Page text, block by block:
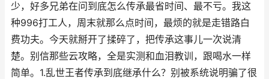
少，好多兄弟在问到底怎么传承最省时间、最不亏。我这
种996打工人，周末就那么点时间，最烦的就是走错路白
费功夫。今天就掰开了揉碎了，把传承这事儿一次说清
楚。别信那些云攻略，全是实测和血泪教训，跟喝水一样
简单。1.乱世王者传承到底继承什么？别被系统说明骗了很